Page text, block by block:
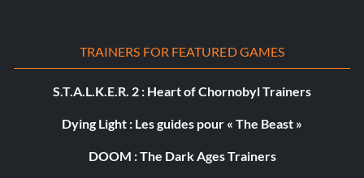
TRAINERS FOR FEATURED GAMES
S.T.A.L.K.E.R. 2 : Heart of Chornobyl Trainers
Dying Light : Les guides pour « The Beast »
DOOM : The Dark Ages Trainers